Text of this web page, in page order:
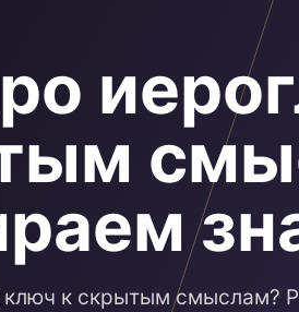
к скрытым смыслам?